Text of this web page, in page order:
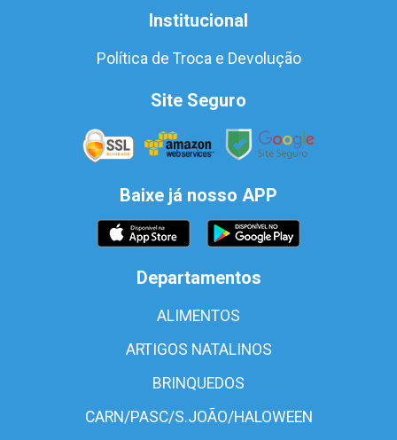
Institucional
Política de Troca e Devolução
Site Seguro
Baixe já nosso APP
Departamentos
ALIMENTOS
ARTIGOS NATALINOS
BRINQUEDOS
CARN/PASC/S.JOÃO/HALOWEEN